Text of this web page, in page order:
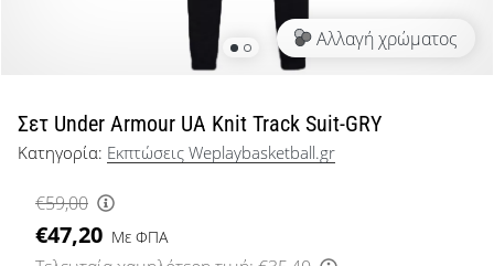
μπάσκετ
όπως
εμείς;
μαζί
μας
ως
Αλλαγή χρώματος
Σετ Under Armour UA Knit Track Suit-GRY
Κατηγορία: Εκπτώσεις Weplaybasketball.gr
€59,00
€47,20 Με ΦΠΑ